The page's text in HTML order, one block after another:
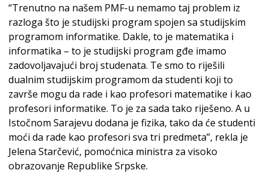
“Trenutno na našem PMF-u nemamo taj problem iz
razloga što je studijski program spojen sa studijskim
programom informatike. Dakle, to je matematika i
informatika – to je studijski program gđe imamo
zadovoljavajući broj studenata. Te smo to riješili
dualnim studijskim programom da studenti koji to
završe mogu da rade i kao profesori matematike i kao
profesori informatike. To je za sada tako riješeno. A u
Istočnom Sarajevu dodana je fizika, tako da će studenti
moći da rade kao profesori sva tri predmeta”, rekla je
Jelena Starčević, pomoćnica ministra za visoko
obrazovanje Republike Srpske.